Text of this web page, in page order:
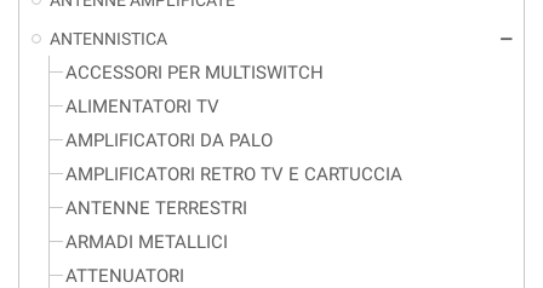
ANTENNISTICA
remove
ACCESSORI PER MULTISWITCH
ALIMENTATORI TV
AMPLIFICATORI DA PALO
AMPLIFICATORI RETRO TV E CARTUCCIA
ANTENNE TERRESTRI
ARMADI METALLICI
ATTENUATORI